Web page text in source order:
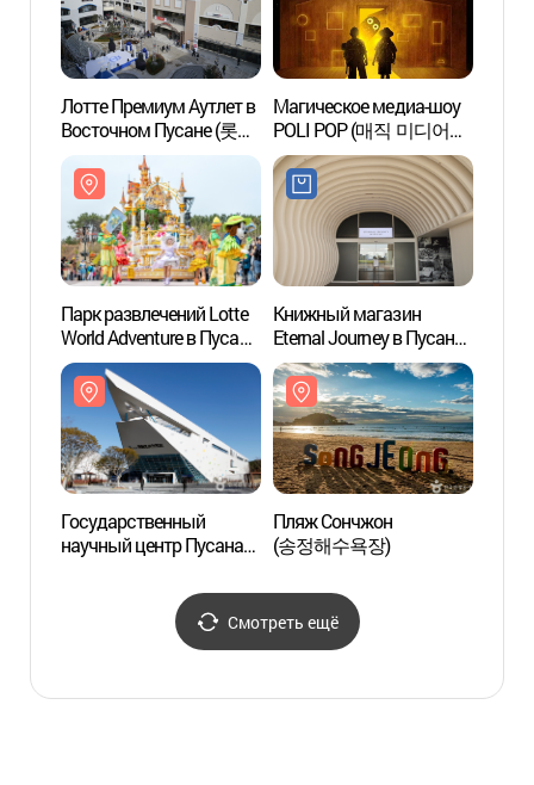
Лотте Премиум Аутлет в
Восточном Пусане (롯데
프리미엄아울렛
동부산점 )
Магическое медиа-шоу
POLI POP (매직 미디어쇼
폴리팝(두들팝ver.2))
Парк развлечений Lotte
World Adventure в Пусане
(롯데월드 어드벤처 부산)
Книжный магазин
Eternal Journey в Пусане
(이터널저니 부산점)
Государственный
научный центр Пусана
Пляж Сончжон
(송정해수욕장)
Смотреть ещё